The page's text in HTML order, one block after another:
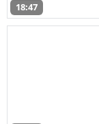
18:47